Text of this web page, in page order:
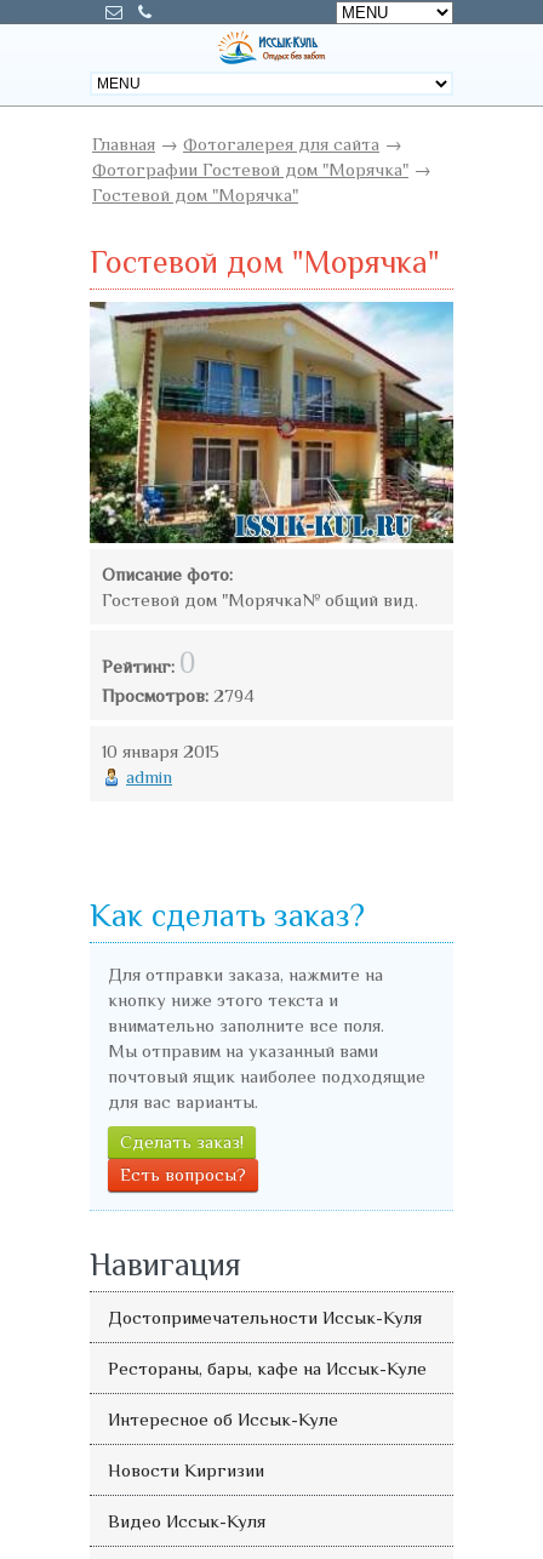
Главная → Фотогалерея для сайта →
Фотографии Гостевой дом "Морячка" →
Гостевой дом "Морячка"
Гостевой дом "Морячка"
Описание фото:
Гостевой дом "Морячка№ общий вид.
Рейтинг: 0
Просмотров: 2794
10 января 2015
admin
Как сделать заказ?
Для отправки заказа, нажмите на
кнопку ниже этого текста и
внимательно заполните все поля.
Мы отправим на указанный вами
почтовый ящик наиболее подходящие
для вас варианты.
Сделать заказ!
Есть вопросы?
Навигация
Достопримечательности Иссык-Куля
Рестораны, бары, кафе на Иссык-Куле
Интересное об Иссык-Куле
Новости Киргизии
Видео Иссык-Куля